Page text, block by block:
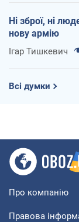
Ні зброї, ні
нову армію
Ігар Тишкевич
Всі думки
Про компанію
Правова